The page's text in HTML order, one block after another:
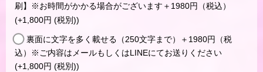
刷】※お時間がかかる場合がございます＋1980円（税込）
(+1,800円 (税別))
裏面に文字を多く載せる（250文字まで）＋1980円（税
込）※ご内容はメールもしくはLINEにてお送りください
(+1,800円 (税別))